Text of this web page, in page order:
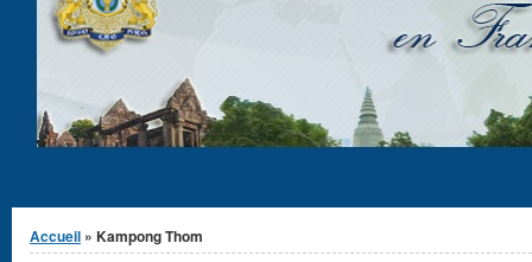
Vous êtes ici
Accueil » Kampong Thom